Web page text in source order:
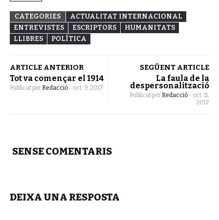
CATEGORIES
ACTUALITAT INTERNACIONAL
ENTREVISTES
ESCRIPTORS
HUMANITATS
LLIBRES
POLÍTICA
ARTICLE ANTERIOR
Tot va començar el 1914
Publicat per Redacció - oct. 9, 2017
SEGÜENT ARTICLE
La faula de la
despersonalització
Publicat per Redacció - oct. 11,
2017
SENSE COMENTARIS
DEIXA UNA RESPOSTA